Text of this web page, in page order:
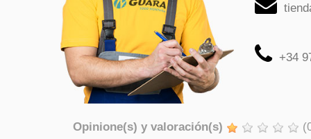
+34
Opinione(s) y valoración(s) (